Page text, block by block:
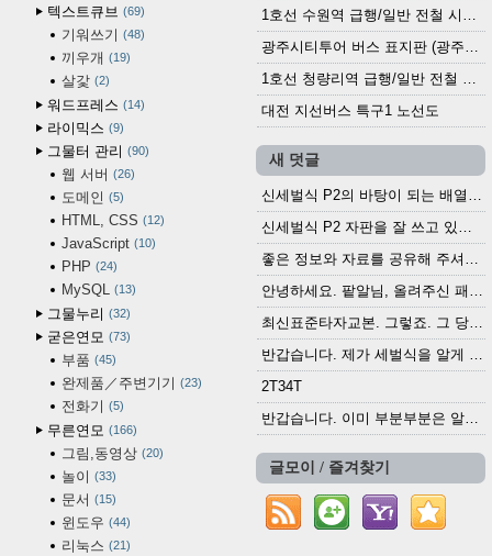
텍스트큐브 69
기워쓰기 48
끼우개 19
살갗 2
워드프레스 14
라이믹스 9
그물터 관리 90
웹 서버 26
도메인 5
HTML, CSS 12
JavaScript 10
PHP 24
MySQL 13
그물누리 32
굳은연모 73
부품 45
완제품／주변기기 23
전화기 5
무른연모 166
그림,동영상 20
놀이 33
문서 15
윈도우 44
리눅스 21
1호선 수원역 급행/일반 전철 시간표 (2025.12.30~)
광주시티투어 버스 표지판 (광주역 정류장) (2024?)
1호선 청량리역 급행/일반 전철 시간표 · 노선도 (2025.12.30~)
대전 지선버스 특구1 노선도
새 덧글
신세벌식 P2의 바탕이 되는 배열이나 주요 기능...
신세벌식 P2 자판을 잘 쓰고 있습니다. 쓰기 편리...
좋은 정보와 자료를 공유해 주셔서 고맙습니다....
안녕하세요. 팥알님, 올려주신 패치 여러모로 감사...
최신표준타자교본. 그렇죠. 그 당시에 최신 표준...
반갑습니다. 제가 세벌식을 알게 되어 세벌식 써...
2T34T
반갑습니다. 이미 부분부분은 알려진 정보들이...
글모이 / 즐겨찾기